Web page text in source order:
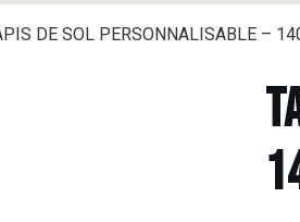
DE SOL PERSONNALISABLE –